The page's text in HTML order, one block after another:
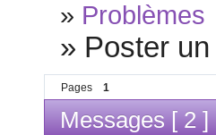
» Problèmes
» Poster
Pages 1
Messages [ 2 ]